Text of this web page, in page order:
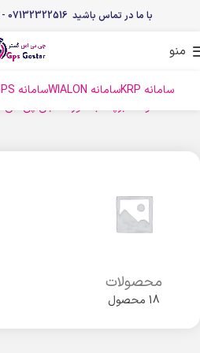
با ما در تماس باشید 07132322516 - 09379396263
منو
سامانه KRP سامانه WIALON سامانه KINGGPS
خانه محصولات برچسب خورده “جی پی اس”
محصولات
18 محصول